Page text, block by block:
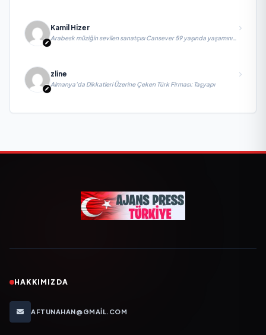
Kamil Hizer
Arabesk müziğin sevilen sanatçısı Cansever 59 yaşında yaşamını
yitirdi
zline
Almanya’da Dikkatleri Üzerine Çeken Türk Firması: Taşyapı
HAKKIMIZDA
AFTUNAHAN@GMAIL.COM